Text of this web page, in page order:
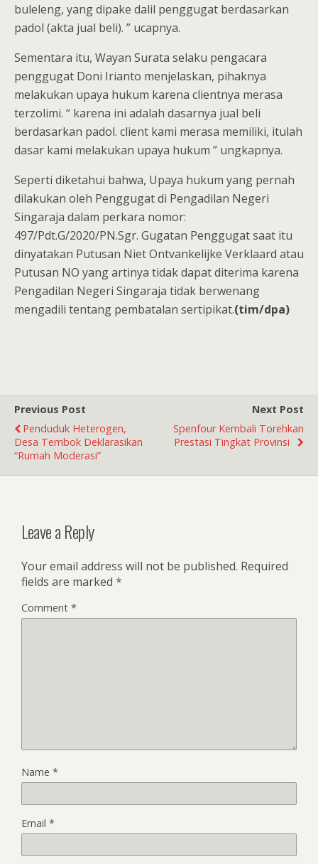
buleleng, yang dipake dalil penggugat berdasarkan
padol (akta jual beli). ” ucapnya.
Sementara itu, Wayan Surata selaku pengacara
penggugat Doni Irianto menjelaskan, pihaknya
melakukan upaya hukum karena clientnya merasa
terzolimi. “ karena ini adalah dasarnya jual beli
berdasarkan padol. client kami merasa memiliki, itulah
dasar kami melakukan upaya hukum ” ungkapnya.
Seperti diketahui bahwa, Upaya hukum yang pernah
dilakukan oleh Penggugat di Pengadilan Negeri
Singaraja dalam perkara nomor:
497/Pdt.G/2020/PN.Sgr. Gugatan Penggugat saat itu
dinyatakan Putusan Niet Ontvankelijke Verklaard atau
Putusan NO yang artinya tidak dapat diterima karena
Pengadilan Negeri Singaraja tidak berwenang
mengadili tentang pembatalan sertipikat.(tim/dpa)
Previous Post
Penduduk Heterogen,
Desa Tembok Deklarasikan
“Rumah Moderasi”
Next Post
Spenfour Kembali Torehkan
Prestasi Tingkat Provinsi
Leave a Reply
Your email address will not be published. Required
fields are marked *
Comment *
Name *
Email *